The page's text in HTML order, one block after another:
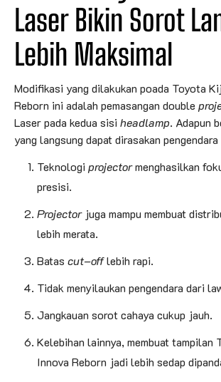
Laser Bikin Sorot
Lebih Maksimal
Modifikasi yang dilakukan poada Toyota
Reborn ini adalah pemasangan double
Laser pada kedua sisi headlamp. Adapun
yang langsung dapat dirasakan
Teknologi projectormenghasilkan
presisi.
Projectorjuga mampu membuat
lebih merata.
Batas cut–offlebih rapi.
Tidak menyilaukan pengendara dari
Jangkauan sorot cahaya cukup jauh.
Kelebihan lainnya, membuat tampilan
Innova Reborn jadi lebih sedap